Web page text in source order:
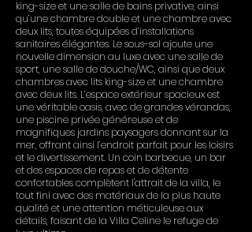
king-size et une salle de bains privative, ainsi
qu’une chambre double et une chambre avec
deux lits, toutes équipées d’installations
sanitaires élégantes. Le sous-sol ajoute une
nouvelle dimension au luxe avec une salle de
sport, une salle de douche/WC, ainsi que deux
chambres avec lits king-size et une chambre
avec deux lits. L’espace extérieur spacieux est
une véritable oasis, avec de grandes vérandas,
une piscine privée généreuse et de
magnifiques jardins paysagers donnant sur la
mer, offrant ainsi l’endroit parfait pour les loisirs
et le divertissement. Un coin barbecue, un bar
et des espaces de repas et de détente
confortables complètent l'attrait de la villa, le
tout fini avec des matériaux de la plus haute
qualité et une attention méticuleuse aux
détails, faisant de la Villa Celine le refuge de